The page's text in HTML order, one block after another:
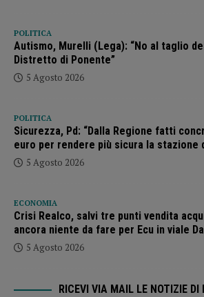
POLITICA
Autismo, Murelli (Lega): “No al taglio
Distretto di Ponente”
5 Agosto 2026
POLITICA
Sicurezza, Pd: “Dalla Regione fatti
euro per rendere più sicura la stazione
5 Agosto 2026
ECONOMIA
Crisi Realco, salvi tre punti vendita
ancora niente da fare per Ecu in viale
5 Agosto 2026
RICEVI VIA MAIL LE NOTIZIE DI